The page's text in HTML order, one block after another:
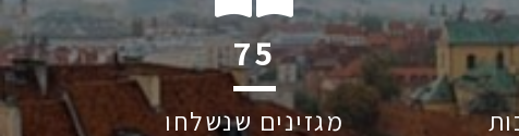
115
מגזינים שנשלחו